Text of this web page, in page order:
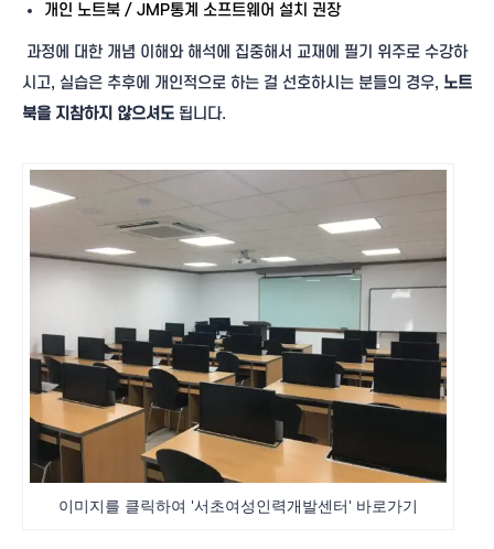
개인 노트북 / JMP통계 소프트웨어 설치 권장
과정에 대한 개념 이해와 해석에 집중해서 교재에 필기 위주로 수강하
시고, 실습은 추후에 개인적으로 하는 걸 선호하시는 분들의 경우, 노트
북을 지참하지 않으셔도 됩니다.
이미지를 클릭하여 '서초여성인력개발센터' 바로가기